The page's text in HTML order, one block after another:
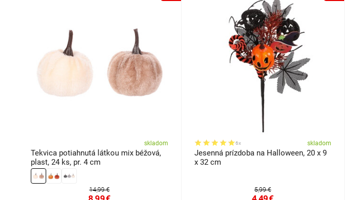
skladom
Tekvica potiahnutá látkou mix béžová,
plast, 24 ks, pr. 4 cm
14,99 €
6x skladom
Jesenná prízdoba na Halloween, 20 x 9
x 32 cm
5,99 €